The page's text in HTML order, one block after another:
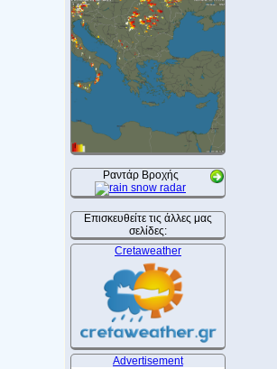
Ραντάρ Βροχής
Επισκευθείτε τις άλλες μας
σελίδες:
Cretaweather
Advertisement